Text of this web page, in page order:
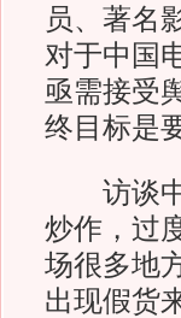
员、著名
对于中国
亟需接受
终目标是
访谈中
炒作，过
场很多地
出现假货